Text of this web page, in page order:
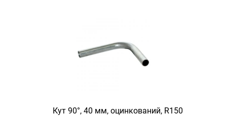
Кут 90°, 40 мм, оцинкований, R150